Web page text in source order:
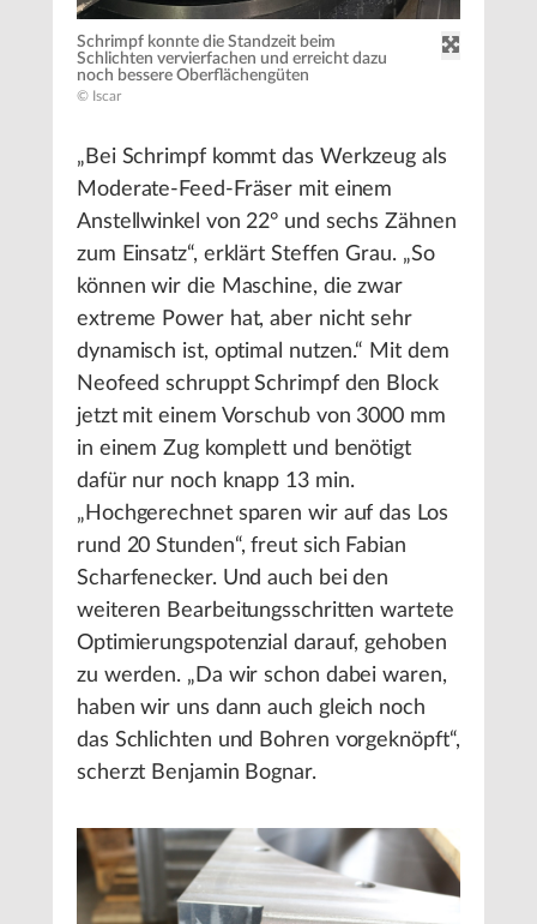
Schrimpf konnte die Standzeit beim
Schlichten vervierfachen und erreicht dazu
noch bessere Oberflächengüten
© Iscar
„Bei Schrimpf kommt das Werkzeug als
Moderate-Feed-Fräser mit einem
Anstellwinkel von 22° und sechs Zähnen
zum Einsatz“, erklärt Steffen Grau. „So
können wir die Maschine, die zwar
extreme Power hat, aber nicht sehr
dynamisch ist, optimal nutzen.“ Mit dem
Neofeed schruppt Schrimpf den Block
jetzt mit einem Vorschub von 3000 mm
in einem Zug komplett und benötigt
dafür nur noch knapp 13 min.
„Hochgerechnet sparen wir auf das Los
rund 20 Stunden“, freut sich Fabian
Scharfenecker. Und auch bei den
weiteren Bearbeitungsschritten wartete
Optimierungspotenzial darauf, gehoben
zu werden. „Da wir schon dabei waren,
haben wir uns dann auch gleich noch
das Schlichten und Bohren vorgeknöpft“,
scherzt Benjamin Bognar.